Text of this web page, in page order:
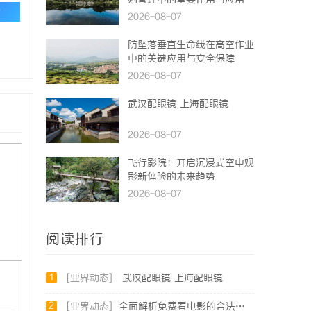
2026-08-07
防坠落垂直生命线在高空作业
中的关键应用与安全保障
2026-08-07
武汉配眼镜 上海配眼镜
2026-08-07
飞行影院：开启沉浸式空中观
影新体验的未来趋势
2026-08-07
阅读排行
1 [业界动态] 武汉配眼镜 上海配眼镜
2 [业界动态] 全面解析免费看电影的合法途径与资源推荐